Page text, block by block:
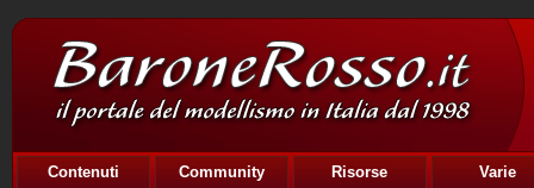
Contenuti Community Risorse Varie